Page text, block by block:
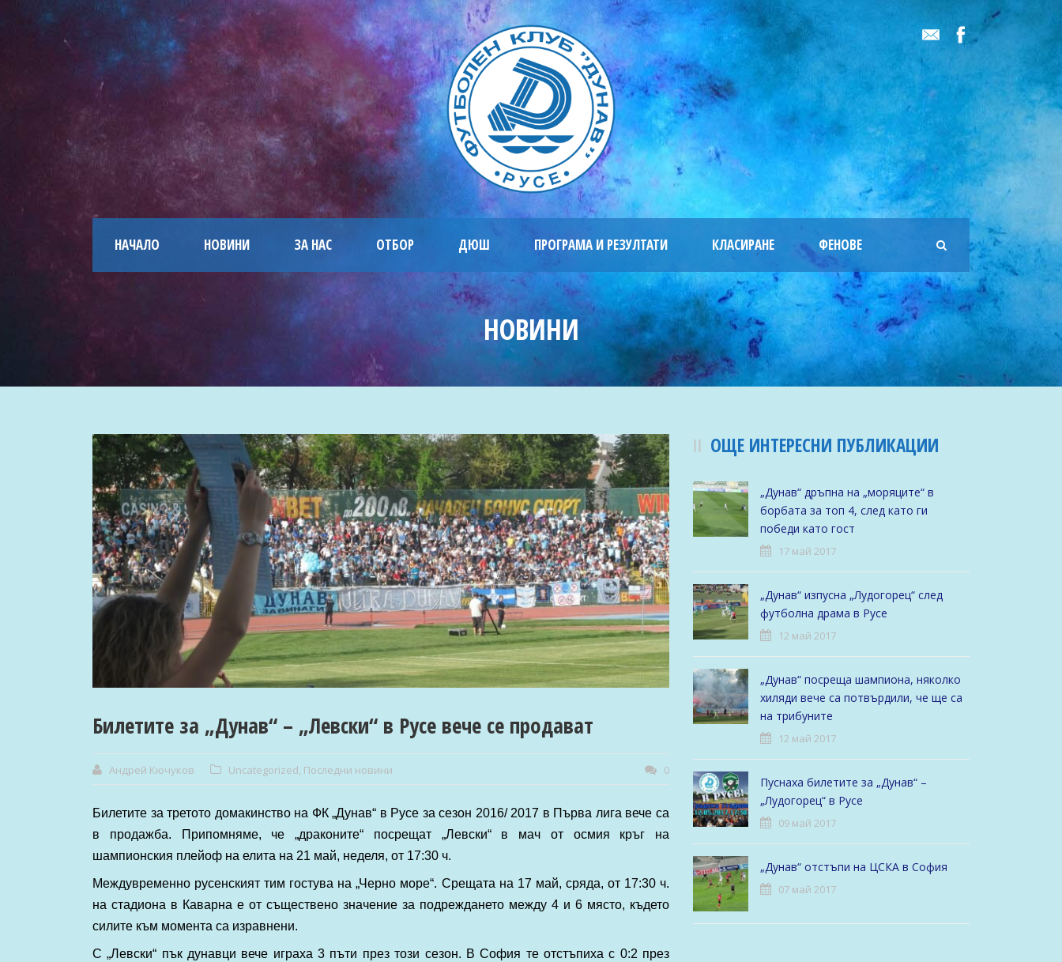
НАЧАЛО НОВИНИ ЗА НАС ОТБОР ДЮШ ПРОГРАМА И РЕЗУЛТАТИ КЛАСИРАНЕ ФЕНОВЕ
НОВИНИ
Билетите за „Дунав“ – „Левски“ в Русе вече се продават
Андрей Кючуков Uncategorized, Последни новини 0
Билетите за третото домакинство на ФК „Дунав“ в Русе за сезон 2016/ 2017 в Първа лига вече са
в продажба. Припомняме, че „драконите“ посрещат „Левски“ в мач от осмия кръг на
шампионския плейоф на елита на 21 май, неделя, от 17:30 ч.
Междувременно русенският тим гостува на „Черно море“. Срещата на 17 май, сряда, от 17:30 ч.
на стадиона в Каварна е от съществено значение за подреждането между 4 и 6 място, където
силите към момента са изравнени.
С „Левски“ пък дунавци вече играха 3 пъти през този сезон. В София те отстъпиха с 0:2 през
ОЩЕ ИНТЕРЕСНИ ПУБЛИКАЦИИ
„Дунав“ дръпна на „моряците“ в
борбата за топ 4, след като ги
победи като гост
17 май 2017
„Дунав“ изпусна „Лудогорец“ след
футболна драма в Русе
12 май 2017
„Дунав“ посреща шампиона, няколко
хиляди вече са потвърдили, че ще са
на трибуните
12 май 2017
Пуснаха билетите за „Дунав“ –
„Лудогорец“ в Русе
09 май 2017
„Дунав“ отстъпи на ЦСКА в София
07 май 2017